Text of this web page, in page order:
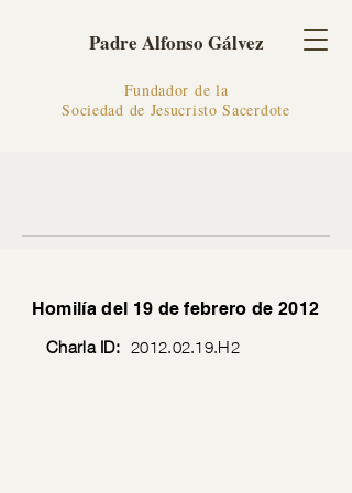
Padre Alfonso Gálvez
Fundador de la
Sociedad de Jesucristo Sacerdote
Homilía del 19 de febrero de 2012
Charla ID: 2012.02.19.H2